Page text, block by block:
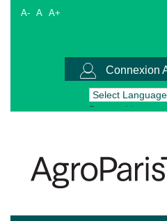
A- A A+
Connexion
Powered by